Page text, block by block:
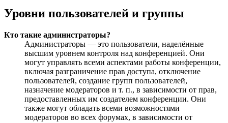
Уровни пользователей и группы
Кто такие администраторы?
Администраторы — это пользователи, наделённые
высшим уровнем контроля над конференцией. Они
могут управлять всеми аспектами работы конференции,
включая разграничение прав доступа, отключение
пользователей, создание групп пользователей,
назначение модераторов и т. п., в зависимости от прав,
предоставленных им создателем конференции. Они
также могут обладать всеми возможностями
модераторов во всех форумах, в зависимости от